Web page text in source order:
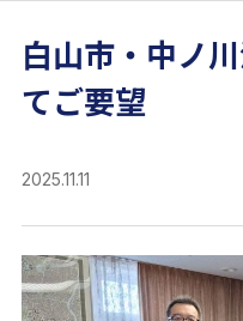
白山市・中ノ
てご要望
2025.11.11